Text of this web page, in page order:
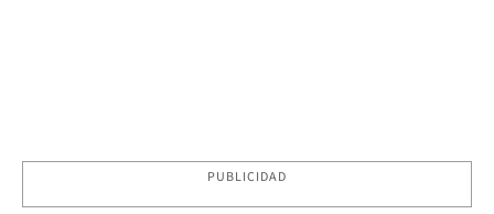
PUBLICIDAD